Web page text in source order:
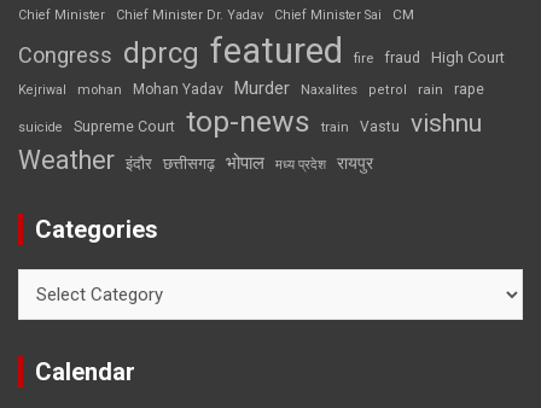
Chief Minister
Chief Minister Dr. Yadav Chief Minister Sai CM
Congress dprcg featured fire fraud High Court
Kejriwal mohan Mohan Yadav Murder Naxalites petrol rain rape
suicide Supreme Court top-news train Vastu vishnu
Weather इंदौर छत्तीसगढ़ भोपाल मध्य प्रदेश रायपुर
Categories
Calendar